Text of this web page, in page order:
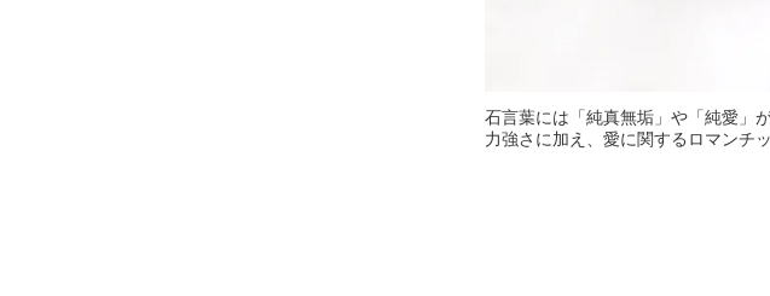
石言葉には「純真無垢」や「純愛」
力強さに加え、愛に関するロマンチ